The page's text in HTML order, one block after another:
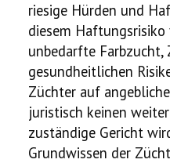
riesige Hürden und
diesem
unbedarfte Farbzucht,
gesundheitlichen
Züchter auf
juristisch keinen
zuständige Gericht
Grundwissen der